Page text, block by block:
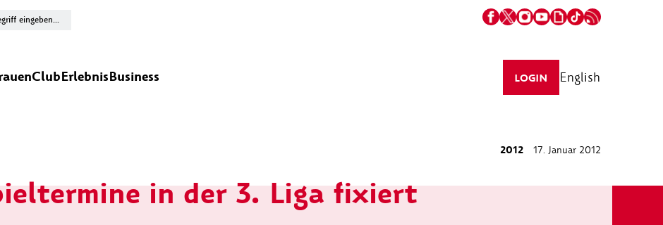
ClubErlebnisBusiness LOGIN English
2012 17. Januar 2012
in der 3. Liga fixiert